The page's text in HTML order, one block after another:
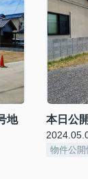
地
本日公
物件公開